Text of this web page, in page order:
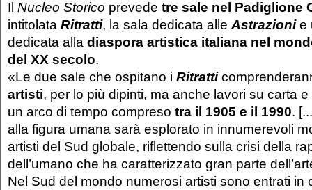
Il Nucleo Storico prevede tre sale nel Padiglione
intitolata Ritratti, la sala dedicata alle Astrazionie
dedicata alla diaspora artistica italiana nel
del XX secolo.
«Le due sale che ospitano i Ritratti
artisti, per lo più dipinti, ma anche lavori su carta
un arco di tempo compreso tra il 1905 e il 1990.
alla figura umana sarà esplorato in innumerevoli
artisti del Sud globale, riflettendo sulla crisi della
dell’umano che ha caratterizzato gran parte
Nel Sud del mondo numerosi artisti sono entrati in